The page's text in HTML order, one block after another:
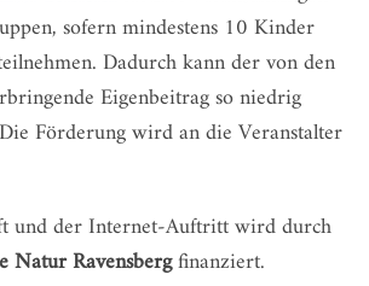
sofern mindestens 10 Kinder
Dadurch kann der von den
Eigenbeitrag so niedrig
Förderung wird an die Veranstalter
und der Internet-Auftritt wird durch
Natur Ravensbergfinanziert.